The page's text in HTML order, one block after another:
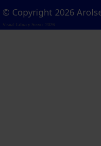
© Copyright 2026
Visual Library Server 2026